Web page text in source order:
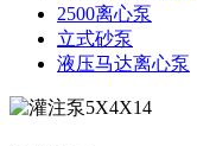
2500离心泵
立式砂泵
液压马达离心泵